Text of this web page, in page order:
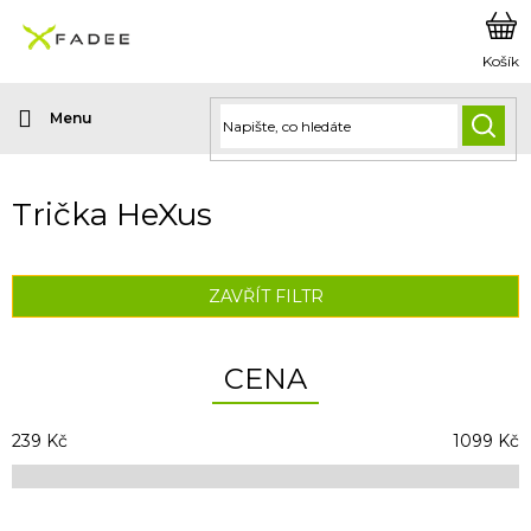
obsah
Trička HeXus
ZAVŘÍT FILTR
CENA
239 Kč 1099 Kč